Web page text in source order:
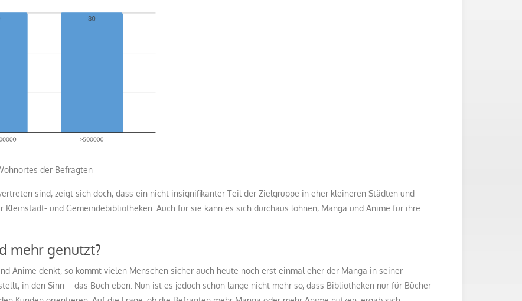
der Befragten
sind, zeigt sich doch, dass ein nicht insignifikanter Teil der Zielgruppe in eher kleineren Städten und
und Gemeindebibliotheken: Auch für sie kann es sich durchaus lohnen, Manga und Anime für ihre
mehr genutzt?
Anime denkt, so kommt vielen Menschen sicher auch heute noch erst einmal eher der Manga in seiner
in den Sinn – das Buch eben. Nun ist es jedoch schon lange nicht mehr so, dass Bibliotheken nur für Bücher